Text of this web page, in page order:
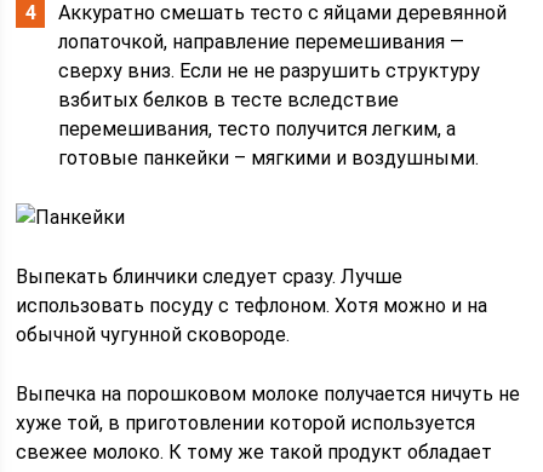
Аккуратно смешать тесто с яйцами деревянной
лопаточкой, направление перемешивания —
сверху вниз. Если не не разрушить структуру
взбитых белков в тесте вследствие
перемешивания, тесто получится легким, а
готовые панкейки – мягкими и воздушными.
Выпекать блинчики следует сразу. Лучше
использовать посуду с тефлоном. Хотя можно и на
обычной чугунной сковороде.
Выпечка на порошковом молоке получается ничуть не
хуже той, в приготовлении которой используется
свежее молоко. К тому же такой продукт обладает